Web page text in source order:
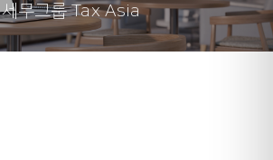
세무그룹 Tax Asia